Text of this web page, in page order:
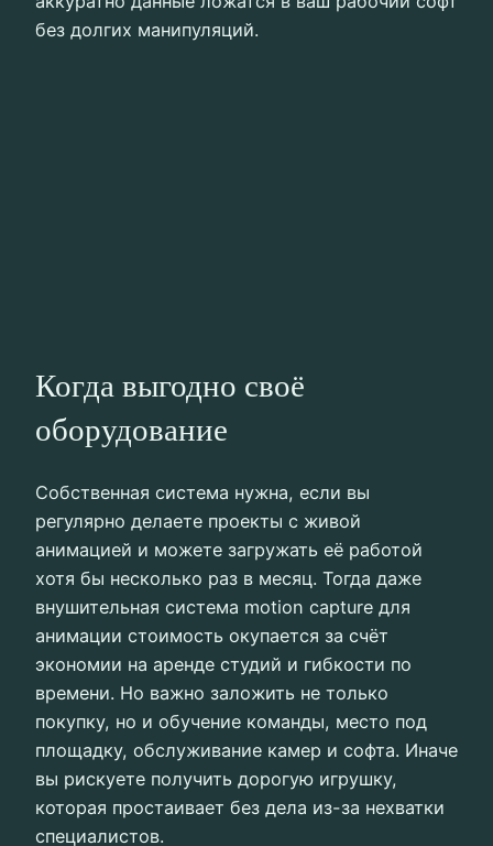
без долгих манипуляций.
Когда выгодно своё
оборудование
Собственная система нужна, если вы
регулярно делаете проекты с живой
анимацией и можете загружать её работой
хотя бы несколько раз в месяц. Тогда даже
внушительная система motion capture для
анимации стоимость окупается за счёт
экономии на аренде студий и гибкости по
времени. Но важно заложить не только
покупку, но и обучение команды, место под
площадку, обслуживание камер и софта. Иначе
вы рискуете получить дорогую игрушку,
которая простаивает без дела из-за нехватки
специалистов.